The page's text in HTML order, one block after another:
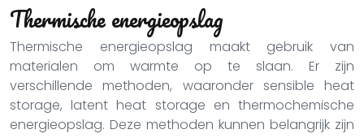
Thermische energieopslag
Thermische energieopslag maakt gebruik van
materialen om warmte op te slaan. Er zijn
verschillende methoden, waaronder sensible heat
storage, latent heat storage en thermochemische
energieopslag. Deze methoden kunnen belangrijk zijn